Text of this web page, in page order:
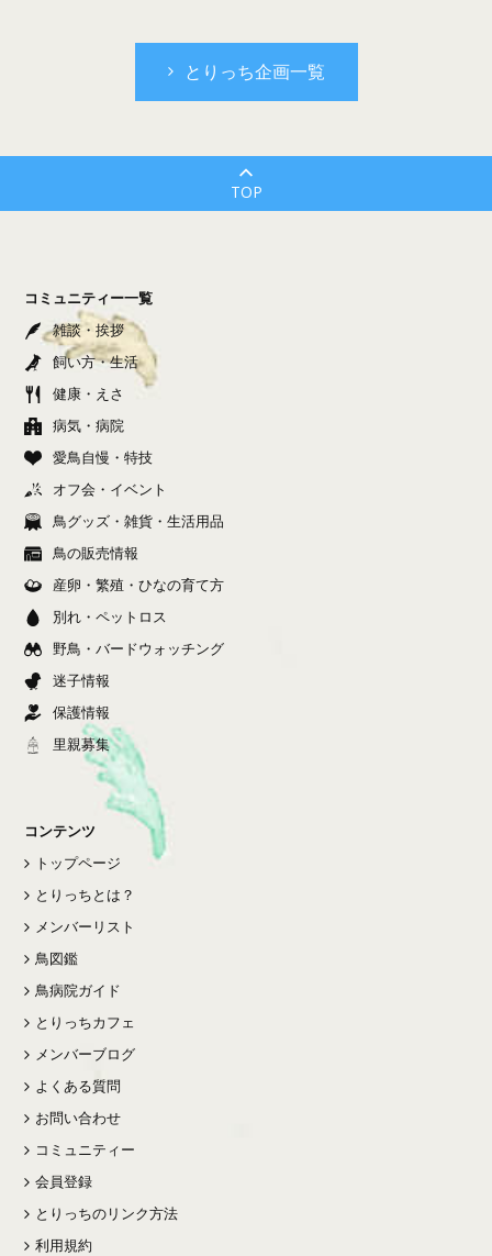
とりっち企画一覧
TOP
コミュニティー一覧
雑談・挨拶
飼い方・生活
健康・えさ
病気・病院
愛鳥自慢・特技
オフ会・イベント
鳥グッズ・雑貨・生活用品
鳥の販売情報
産卵・繁殖・ひなの育て方
別れ・ペットロス
野鳥・バードウォッチング
迷子情報
保護情報
里親募集
コンテンツ
トップページ
とりっちとは？
メンバーリスト
鳥図鑑
鳥病院ガイド
とりっちカフェ
メンバーブログ
よくある質問
お問い合わせ
コミュニティー
会員登録
とりっちのリンク方法
利用規約